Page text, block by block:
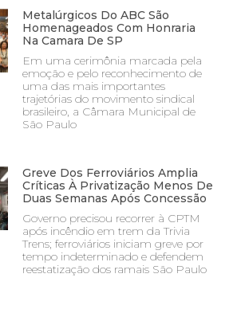
Metalúrgicos Do ABC São
Homenageados Com Honraria
Na Camara De SP
Em uma cerimônia marcada pela
emoção e pelo reconhecimento de
uma das mais importantes
trajetórias do movimento sindical
brasileiro, a Câmara Municipal de
São Paulo
Greve Dos Ferroviários Amplia
Críticas À Privatização Menos De
Duas Semanas Após Concessão
Governo precisou recorrer à CPTM
após incêndio em trem da Trivia
Trens; ferroviários iniciam greve por
tempo indeterminado e defendem
reestatização dos ramais São Paulo